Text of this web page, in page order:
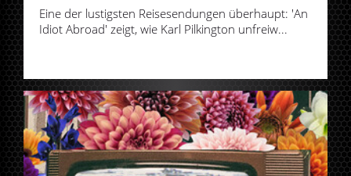
Eine der lustigsten Reisesendungen überhaupt: 'An
Idiot Abroad' zeigt, wie Karl Pilkington unfreiw...